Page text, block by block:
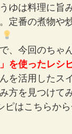
ゆは料理に旨
定番の煮物や
、今回のちゃ
を使ったレシ
を活用したス
方を見つけて
ピはこちらか